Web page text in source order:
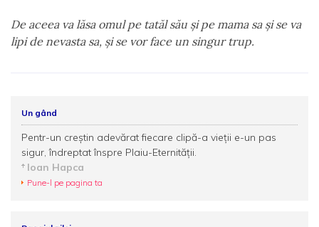
De aceea va lăsa omul pe tatăl său şi pe mama sa şi se va
lipi de nevasta sa, şi se vor face un singur trup.
Un gând
Pentr-un creștin adevărat fiecare clipă-a vieții e-un pas
sigur, îndreptat înspre Plaiu-Eternității.
Ioan Hapca
Pune-l pe pagina ta